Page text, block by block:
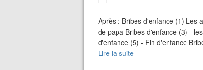
Après : Bribes d'enfance (1) Les
de papa Bribes d'enfance (3) -
d'enfance (5) - Fin d'enfance
Lire la suite